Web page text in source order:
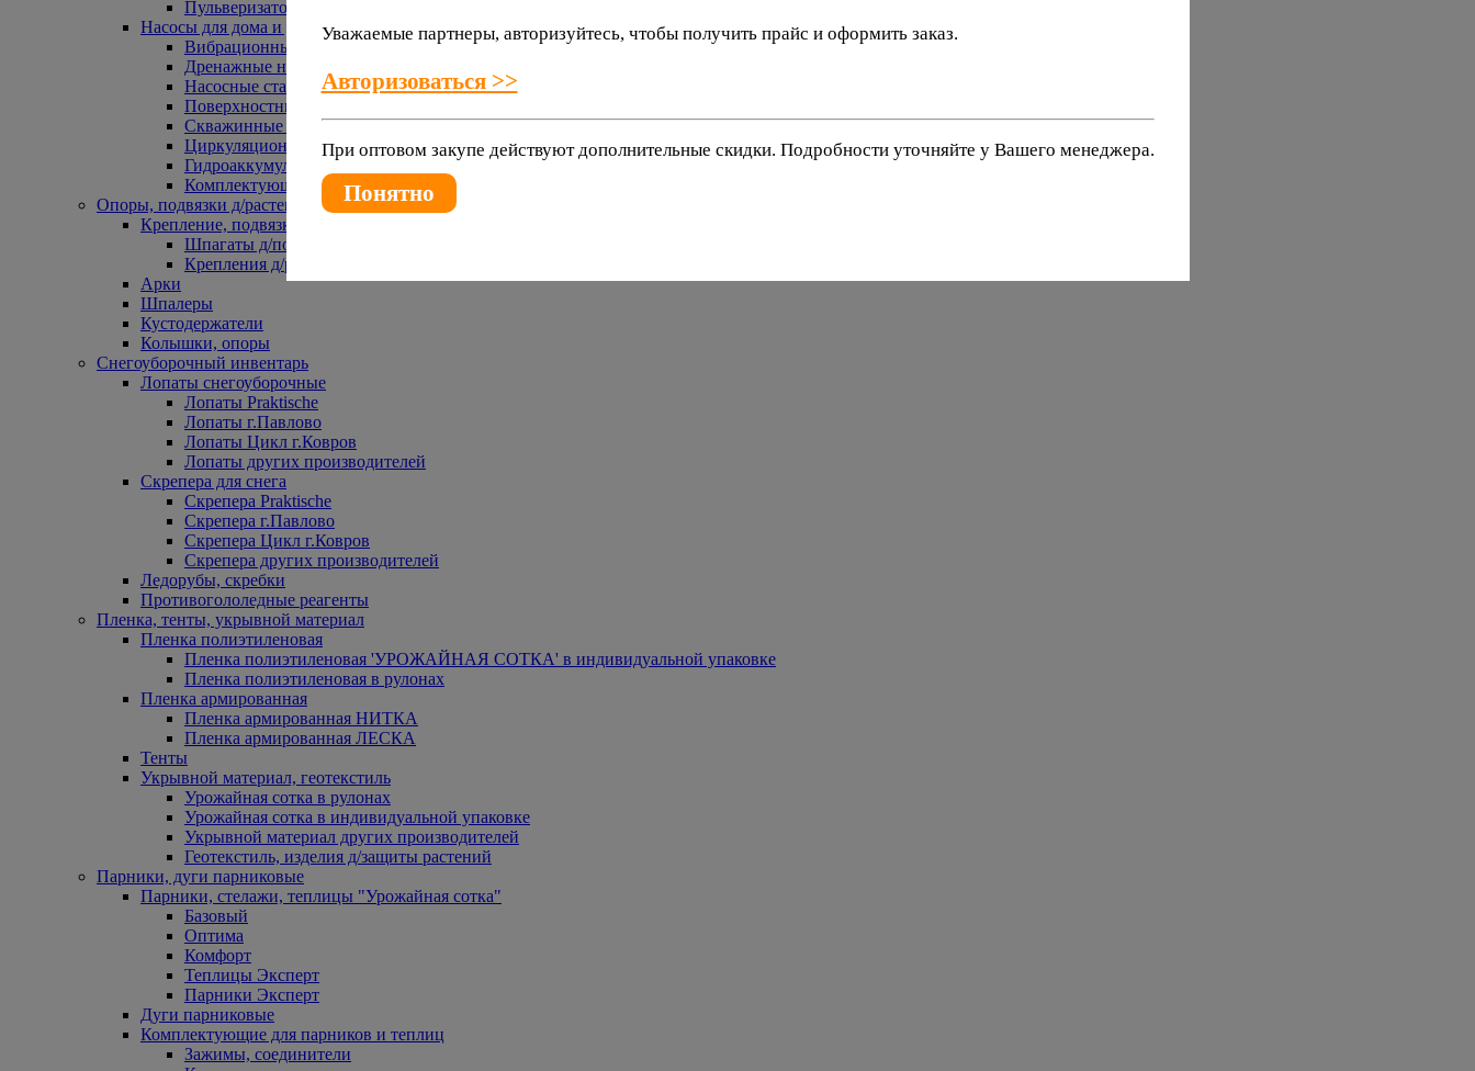
Пульверизаторы Урожайная сотка
Насосы для дома и дачи
Вибрационные насосы
Дренажные насосы
Насосные станции
Поверхностные насосы
Скважинные насосы
Циркуляционные насосы
Гидроаккумуляторы и расширительные баки
Комплектующие к насосам
Опоры, подвязки д/растений
Крепление, подвязки д/растений
Шпагаты д/подвязки растений
Крепления д/растений
Арки
Шпалеры
Кустодержатели
Колышки, опоры
Снегоуборочный инвентарь
Лопаты снегоуборочные
Лопаты Praktische
Лопаты г.Павлово
Лопаты Цикл г.Ковров
Лопаты других производителей
Скрепера для снега
Скрепера Praktische
Скрепера г.Павлово
Скрепера Цикл г.Ковров
Скрепера других производителей
Ледорубы, скребки
Противогололедные реагенты
Пленка, тенты, укрывной материал
Пленка полиэтиленовая
Пленка полиэтиленовая 'УРОЖАЙНАЯ СОТКА' в индивидуальной упаковке
Пленка полиэтиленовая в рулонах
Пленка армированная
Пленка армированная НИТКА
Пленка армированная ЛЕСКА
Тенты
Укрывной материал, геотекстиль
Урожайная сотка в рулонах
Урожайная сотка в индивидуальной упаковке
Укрывной материал других производителей
Геотекстиль, изделия д/защиты растений
Парники, дуги парниковые
Парники, стелажи, теплицы "Урожайная сотка"
Базовый
Оптима
Комфорт
Теплицы Эксперт
Парники Эксперт
Дуги парниковые
Комплектующие для парников и теплиц
Зажимы, соединители
Уважаемые партнеры, авторизуйтесь, чтобы получить прайс и оформить заказ.
Авторизоваться >>
При оптовом закупе действуют дополнительные скидки. Подробности уточняйте у Вашего менеджера.
Понятно